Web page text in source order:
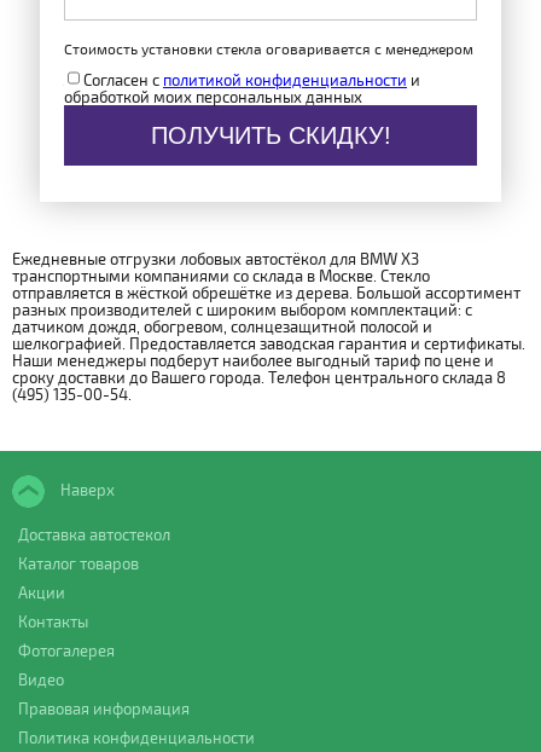
Стоимость установки стекла оговаривается с менеджером
Согласен с политикой конфиденциальности и
обработкой моих персональных данных
ПОЛУЧИТЬ СКИДКУ!
Ежедневные отгрузки лобовых автостёкол для BMW X3
транспортными компаниями со склада в Москве. Стекло
отправляется в жёсткой обрешётке из дерева. Большой ассортимент
разных производителей с широким выбором комплектаций: с
датчиком дождя, обогревом, солнцезащитной полосой и
шелкографией. Предоставляется заводская гарантия и сертификаты.
Наши менеджеры подберут наиболее выгодный тариф по цене и
сроку доставки до Вашего города. Телефон центрального склада 8
(495) 135-00-54.
Наверх
Доставка автостекол
Каталог товаров
Акции
Контакты
Фотогалерея
Видео
Правовая информация
Политика конфиденциальности